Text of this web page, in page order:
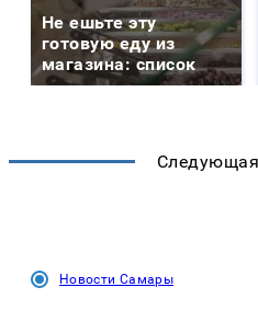
Не ешьте эту
готовую еду из
магазина: список
Новости Самары